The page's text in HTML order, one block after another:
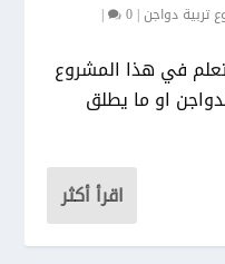
تربية دواجن|
0
|
في هذا المشروع
او ما يطلق
اقرأ أكثر